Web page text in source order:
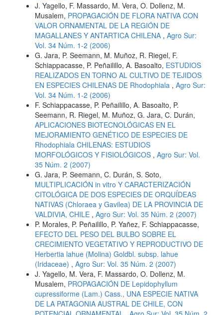
J. Yagello, F. Massardo, M. Vera, O. Dollenz, M.
Musalem, PROPAGACIÓN DE FLORA NATIVA CON
VALOR ORNAMENTAL DE LA REGIÓN DE
MAGALLANES Y ANTARTICA CHILENA , Agro Sur:
Vol. 34 Núm. 1-2 (2006)
G. Jara, P. Seemann, M. Muñoz, R. Riegel, F.
Schiappacasse, P. Peñailillo, A. Basoalto, ESTUDIOS
REALIZADOS EN TORNO AL CULTIVO DE TEJIDOS
EN ESPECIES CHILENAS DE Rhodophiala , Agro Sur:
Vol. 34 Núm. 1-2 (2006)
F. Schiappacasse, P. Peñailillo, A. Basoalto, P.
Seemann, R. Riegel, M. Muñoz, G. Jara, C. Durán,
APLICACIONES BIOTECNOLÓGICAS EN EL
MEJORAMIENTO GENÉTICO DE ESPECIES DE
Rhodophiala CHILENAS: ESTUDIOS
MORFOLÓGICOS Y FISIOLÓGICOS , Agro Sur: Vol.
35 Núm. 2 (2007)
G. Jara, P. Seemann, C. Durán, S. Soto,
MULTIPLICACIÓN in vitro Y CARACTERIZACIÓN
CITOLÓGICA DE DOS ESPECIES DE ORQUÍDEAS
NATIVAS (Chloraea y Gavilea) DE LA PROVINCIA DE
VALDIVIA, CHILE , Agro Sur: Vol. 35 Núm. 2 (2007)
P. Morales, P. Peñailillo, P. Yañez, F. Schiappacasse,
EFECTO DEL PESO DEL BULBO SOBRE EL
CRECIMIENTO VEGETATIVO Y REPRODUCTIVO DE
Herbertia lahue (Molina) Goldbl. subsp. lahue
(Iridaceae) , Agro Sur: Vol. 35 Núm. 2 (2007)
J. Yagello, M. Vera, F. Massardo, O. Dollenz, M.
Musalem, PROPAGACIÓN DE Lepidophyllum
cupressiforme (Lam.) Cass., UNA ESPECIE NATIVA
DE LA PATAGONIA AUSTRAL DE CHILE, CON